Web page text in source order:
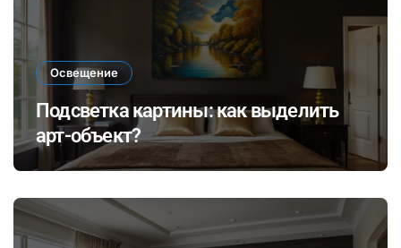
Освещение
Подсветка картины: как выделить
арт-объект?